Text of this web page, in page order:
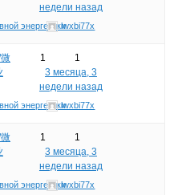
энергетики
недели назад
lwxbi77x
энергетики
1
1
3 месяца, 3
недели назад
lwxbi77x
энергетики
1
1
3 месяца, 3
недели назад
lwxbi77x